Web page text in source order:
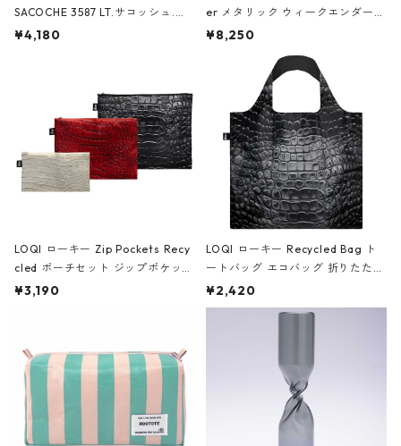
SACOCHE 3587 LT.サコッシュ.ル
ミエ-B ショルダーバッグ グロスピ
¥4,180
er メタリック ウィークエンダー
ボストンバッグ ショルダーバッグ
Black ジャン=ミッシェル・バスキ
ア/クラウン ブラック
¥8,250
LOQI ローキー Zip Pockets Recy
cled ポーチセット ジップポケット
ファスナーポーチ 撥水加工 トラベ
ーガンディー、オフホワイト
¥3,190
LOQI ローキー Recycled Bag ト
ートバッグ エコバッグ 折りたたみ
大きめ 撥水加工 収納ポーチ CRO
CODILE/Black クロコダイル/ブラ
¥2,420